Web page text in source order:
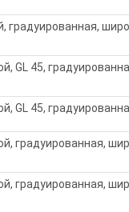
GL 45,
GL 45,
градуированная,
градуированная,